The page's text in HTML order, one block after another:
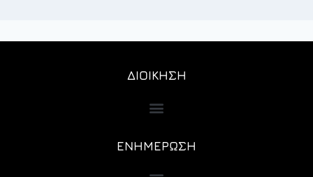
ΔΙΟΙΚΗΣΗ
ΕΝΗΜΕΡΩΣΗ